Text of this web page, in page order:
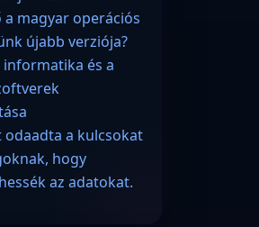
magyar operációs
újabb verziója?
informatika és a
a kulcsokat
hogy
az adatokat.